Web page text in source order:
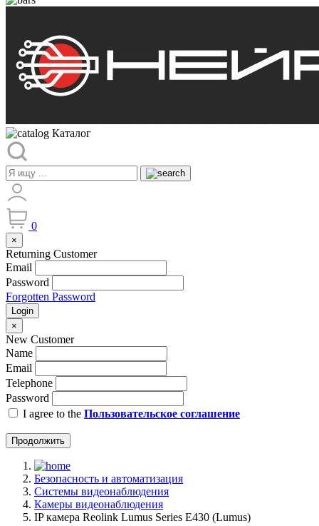
Каталог
0
×
Returning Customer
Email
Password
Forgotten Password
Login
×
New Customer
Name
Email
Telephone
Password
I agree to the Пользовательское соглашение
Продолжить
Безопасность и автоматизация
Системы видеонаблюдения
Камеры видеонаблюдения
IP камера Reolink Lumus Series E430 (Lumus)